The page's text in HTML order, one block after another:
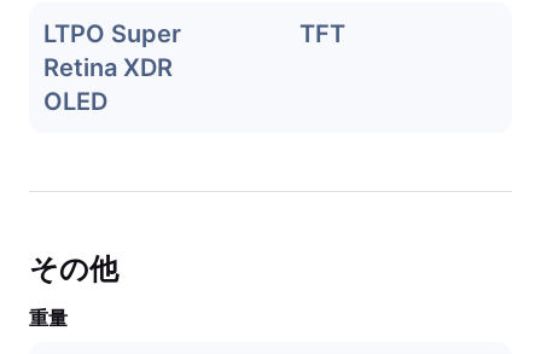
LTPO Super
Retina XDR
OLED
TFT
その他
重量